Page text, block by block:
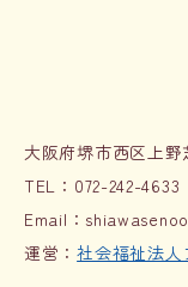
大阪府堺市西区上
TEL： 072-242-4633
Email：
​運営：社会福祉法人